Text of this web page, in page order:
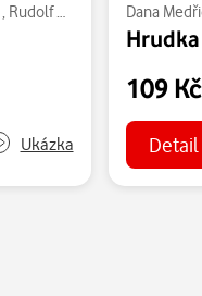
, Rudolf Hrušínský ,Dana
Ukázka
Dana
109
Detail